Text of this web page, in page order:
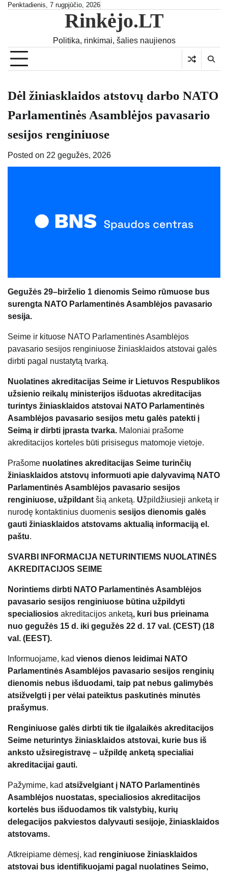
SkipPenktadienis, 7 rugpjūčio, 2026
Rinkėjo.LT
Politika, rinkimai, šalies naujienos
Dėl žiniasklaidos atstovų darbo NATO
Parlamentinės Asamblėjos pavasario
sesijos renginiuose
Posted on 22 gegužės, 2026
Gegužės 29–birželio 1 dienomis Seimo rūmuose bus
surengta NATO Parlamentinės Asamblėjos pavasario
sesija.
Seime ir kituose NATO Parlamentinės Asamblėjos
pavasario sesijos renginiuose žiniasklaidos atstovai galės
dirbti pagal nustatytą tvarką.
Nuolatines akreditacijas Seime ir Lietuvos Respublikos
užsienio reikalų ministerijos išduotas akreditacijas
turintys žiniasklaidos atstovai NATO Parlamentinės
Asamblėjos pavasario sesijos metu galės patekti į
Seimą ir dirbti įprasta tvarka. Maloniai prašome
akreditacijos korteles būti prisisegus matomoje vietoje.
Prašome nuolatines akreditacijas Seime turinčių
žiniasklaidos atstovų informuoti apie dalyvavimą NATO
Parlamentinės Asamblėjos pavasario sesijos
renginiuose, užpildant šią anketą. Užpildžiusieji anketą ir
nurodę kontaktinius duomenis sesijos dienomis galės
gauti žiniasklaidos atstovams aktualią informaciją el.
paštu.
SVARBI INFORMACIJA NETURINTIEMS NUOLATINĖS
AKREDITACIJOS SEIME
Norintiems dirbti NATO Parlamentinės Asamblėjos
pavasario sesijos renginiuose būtina užpildyti
specialiosios akreditacijos anketą, kuri bus prieinama
nuo gegužės 15 d. iki gegužės 22 d. 17 val. (CEST) (18
val. (EEST).
Informuojame, kad vienos dienos leidimai NATO
Parlamentinės Asamblėjos pavasario sesijos renginių
dienomis nebus išduodami, taip pat nebus galimybės
atsižvelgti į per vėlai pateiktus paskutinės minutės
prašymus.
Renginiuose galės dirbti tik tie ilgalaikės akreditacijos
Seime neturintys žiniasklaidos atstovai, kurie bus iš
anksto užsiregistravę – užpildę anketą specialiai
akreditacijai gauti.
Pažymime, kad atsižvelgiant į NATO Parlamentinės
Asamblėjos nuostatas, specialiosios akreditacijos
kortelės bus išduodamos tik valstybių, kurių
delegacijos pakviestos dalyvauti sesijoje, žiniasklaidos
atstovams.
Atkreipiame dėmesį, kad renginiuose žiniasklaidos
atstovai bus identifikuojami pagal nuolatines Seimo,